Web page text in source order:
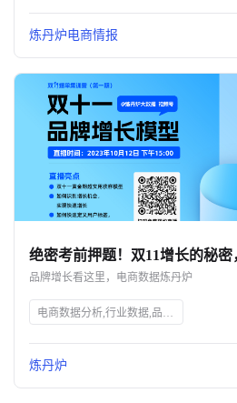
商机推荐
行业报告
炼丹炉电商情报
品牌增长看这里，电商数据炼丹炉
电商数据分析,行业数据,品牌数据,店铺数据,商品数据,炼丹炉,全域数据覆盖,市场规模,行业发展趋势
炼丹炉